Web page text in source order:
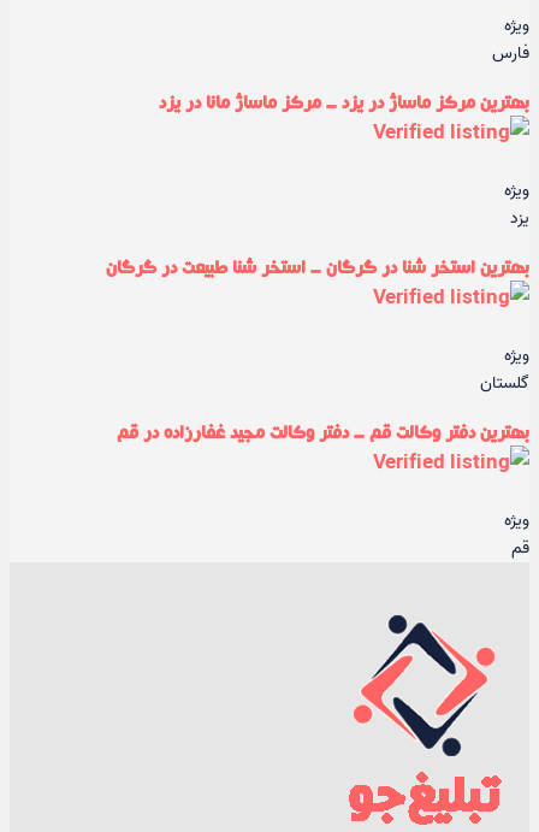
ویژه
فارس
بهترین مرکز ماساژ در یزد - مرکز ماساژ مانا در یزد
ویژه
یزد
بهترین استخر شنا در گرگان - استخر شنا طبیعت در گرگان
ویژه
گلستان
بهترین دفتر وکالت قم - دفتر وکالت مجید غفارزاده در قم
ویژه
قم